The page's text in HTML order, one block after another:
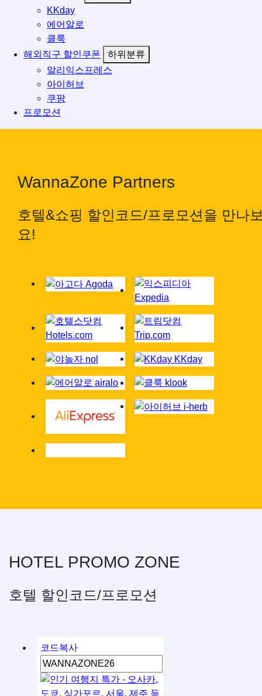
KKday
에어알로
클룩
해외직구 할인쿠폰
하위분류
알리익스프레스
아이허브
쿠팡
프로모션
WannaZone Partners
호텔&쇼핑 할인코드/프로모션을 만나
요!
HOTEL PROMO ZONE
호텔 할인코드/프로모션
코드복사